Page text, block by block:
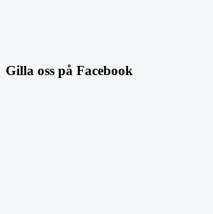
Gilla oss på Facebook